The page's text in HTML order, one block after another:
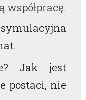
współpracę.
Jak jest
postaci, nie